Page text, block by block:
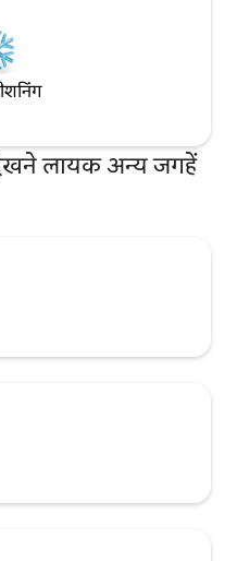
लायक अन्य जगहें